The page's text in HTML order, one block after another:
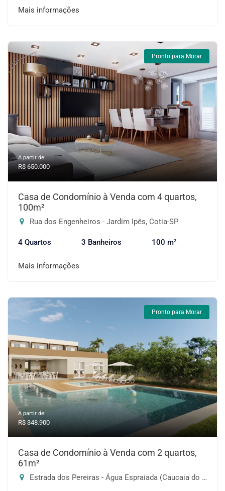
Mais informações
Pronto para Morar
A partir de:
R$ 650.000
Casa de Condomínio à Venda com 4 quartos,
100m²
Rua dos Engenheiros - Jardim Ipês, Cotia-SP
4 Quartos 3 Banheiros 100 m²
Mais informações
Pronto para Morar
A partir de:
R$ 348.900
Casa de Condomínio à Venda com 2 quartos,
61m²
Estrada dos Pereiras - Água Espraiada (Caucaia do Alto), Cotia-SP